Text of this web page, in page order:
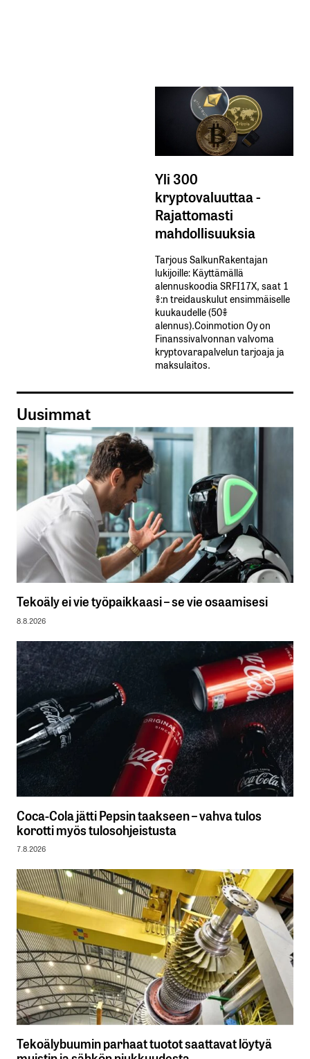
Yli 300
kryptovaluuttaa -
Rajattomasti
mahdollisuuksia
Tarjous SalkunRakentajan
lukijoille: Käyttämällä​ ​
alennuskoodia​ ​SRFI17X,​ ​saat​ ​1
%:n treidauskulut​ ​ensimmäiselle​ ​
kuukaudelle​ ​(50%​ ​
alennus).Coinmotion Oy on
Finanssivalvonnan valvoma
kryptovarapalvelun tarjoaja ja
maksulaitos.
Uusimmat
Tekoäly ei vie työpaikkaasi – se vie osaamisesi
8.8.2026
Coca-Cola jätti Pepsin taakseen – vahva tulos
korotti myös tulosohjeistusta
7.8.2026
Tekoälybuumin parhaat tuotot saattavat löytyä